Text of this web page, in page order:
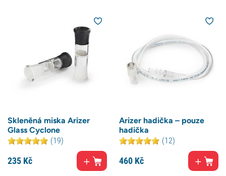
Skleněná miska Arizer
Glass Cyclone
(19)
235 Kč
Arizer hadička – pouze
hadička
(12)
460 Kč